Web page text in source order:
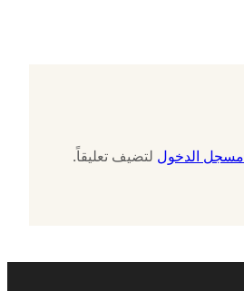
مسجل الدخول لتضيف تعليقاً.